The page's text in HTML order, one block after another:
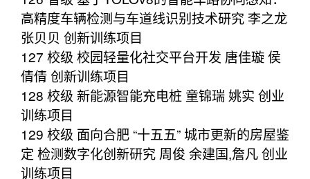
高精度车辆检测与车道线识别技术研究 李之龙
张贝贝 创新训练项目
127 校级 校园轻量化社交平台开发 唐佳璇 侯
倩倩 创新训练项目
128 校级 新能源智能充电桩 童锦瑞 姚实 创业
训练项目
129 校级 面向合肥 “十五五” 城市更新的房屋鉴
定 检测数字化创新研究 周俊 余建国,詹凡 创业
训练项目